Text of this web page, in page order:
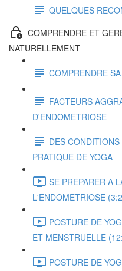
QUELQUES
COMPRENDRE ET
NATURELLEMENT
COMPRENDRE
FACTEURS
D'ENDOMETRIOSE
DES
PRATIQUE DE YOGA
SE PREPARER A
L'ENDOMETRIOSE
POSTURE DE
ET MENSTRUELLE
POSTURE DE